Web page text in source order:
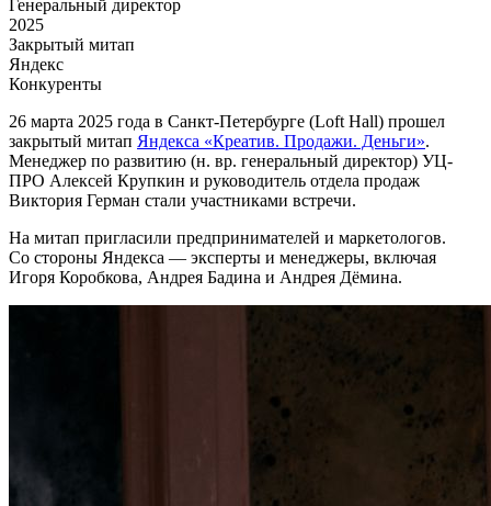
Генеральный директор
2025
Закрытый митап
Яндекс
Конкуренты
26 марта 2025 года в Санкт-Петербурге (Loft Hall) прошел
закрытый митап Яндекса «Креатив. Продажи. Деньги».
Менеджер по развитию (н. вр. генеральный директор) УЦ-
ПРО Алексей Крупкин и руководитель отдела продаж
Виктория Герман стали участниками встречи.
На митап пригласили предпринимателей и маркетологов.
Со стороны Яндекса — эксперты и менеджеры, включая
Игоря Коробкова, Андрея Бадина и Андрея Дёмина.